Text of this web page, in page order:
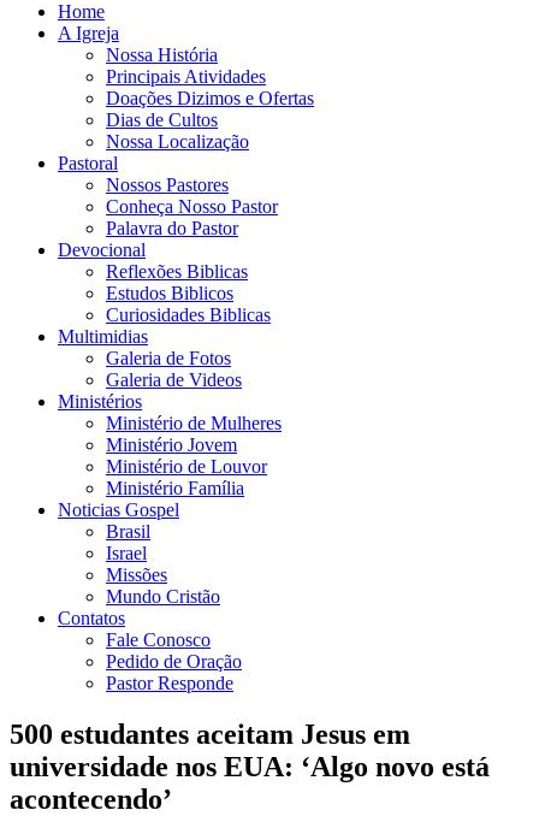
Home
A Igreja
Nossa História
Principais Atividades
Doações Dizimos e Ofertas
Dias de Cultos
Nossa Localização
Pastoral
Nossos Pastores
Conheça Nosso Pastor
Palavra do Pastor
Devocional
Reflexões Biblicas
Estudos Biblicos
Curiosidades Biblicas
Multimidias
Galeria de Fotos
Galeria de Videos
Ministérios
Ministério de Mulheres
Ministério Jovem
Ministério de Louvor
Ministério Família
Noticias Gospel
Brasil
Israel
Missões
Mundo Cristão
Contatos
Fale Conosco
Pedido de Oração
Pastor Responde
500 estudantes aceitam Jesus em
universidade nos EUA: ‘Algo novo está
acontecendo’